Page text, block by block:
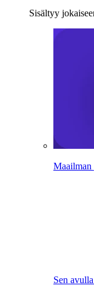
Sisältyy
Maailman
Sen